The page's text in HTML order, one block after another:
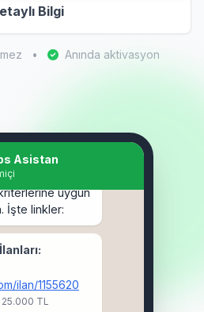
Bilgi
• Anında aktivasyon
Asistan
🏠
👋 Kadıköy
uygun
İşte linkler:
ilan/1155620
25.000 TL